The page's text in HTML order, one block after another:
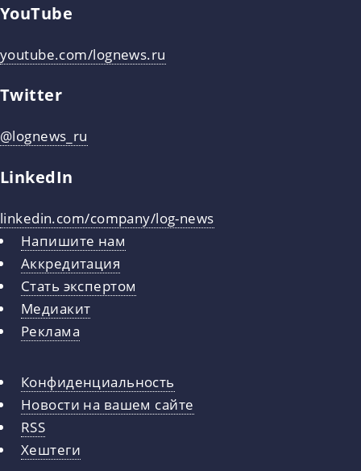
YouTube
youtube.com/lognews.ru
Twitter
@lognews_ru
LinkedIn
linkedin.com/company/log-news
Напишите нам
Аккредитация
Стать экспертом
Медиакит
Реклама
Конфиденциальность
Новости на вашем сайте
RSS
Хештеги